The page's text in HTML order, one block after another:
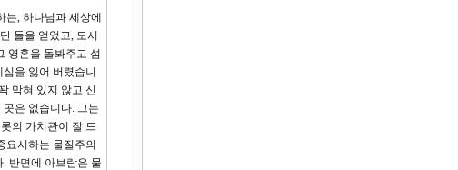
, 하나님과 세상에
들을 얻었고, 도시
영혼을 돌봐주고 섬
을 잃어 버렸습니
막혀 있지 않고 신
은 없습니다. 그는
의 가치관이 잘 드
요시하는 물질주의
반면에 아브람은 물